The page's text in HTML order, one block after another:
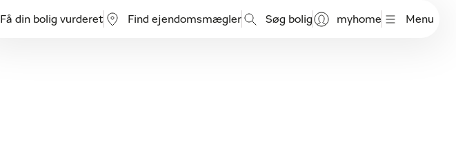
Få din bolig vurderet Find ejendomsmægler Søg bolig myhome Menu